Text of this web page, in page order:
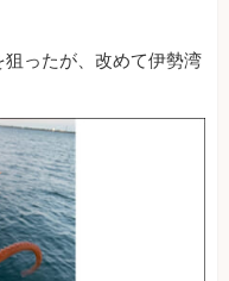
ったが、改めて伊勢湾